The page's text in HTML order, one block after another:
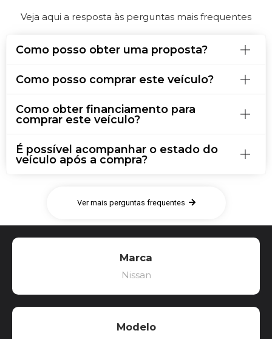
Veja aqui a resposta às perguntas mais frequentes
Como posso obter uma proposta?
Como posso comprar este veículo?
Como obter financiamento para
comprar este veículo?
É possível acompanhar o estado do
veículo após a compra?
Ver mais perguntas frequentes
Marca
Nissan
Modelo